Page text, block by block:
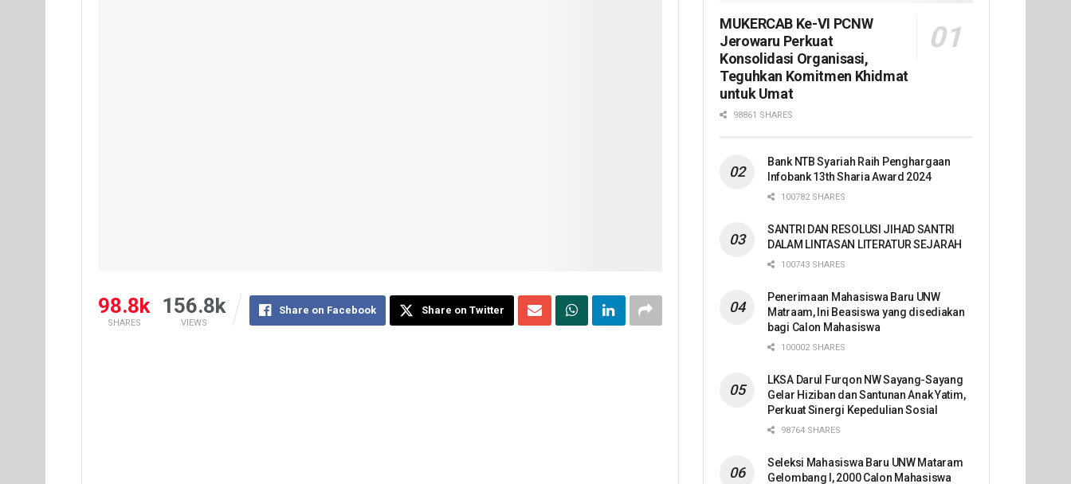
98.8k
SHARES
156.8k
VIEWS
Share on Facebook Share on Twitter
MUKERCAB Ke-VI PCNW
Jerowaru Perkuat
Konsolidasi Organisasi,
Teguhkan Komitmen Khidmat
untuk Umat
98861 SHARES
Bank NTB Syariah Raih Penghargaan
Infobank 13th Sharia Award 2024
100782 SHARES
SANTRI DAN RESOLUSI JIHAD SANTRI
DALAM LINTASAN LITERATUR SEJARAH
100743 SHARES
Penerimaan Mahasiswa Baru UNW
Matraam, Ini Beasiswa yang disediakan
bagi Calon Mahasiswa
100002 SHARES
LKSA Darul Furqon NW Sayang-Sayang
Gelar Hiziban dan Santunan Anak Yatim,
Perkuat Sinergi Kepedulian Sosial
98764 SHARES
Seleksi Mahasiswa Baru UNW Mataram
Gelombang I, 2000 Calon Mahasiswa